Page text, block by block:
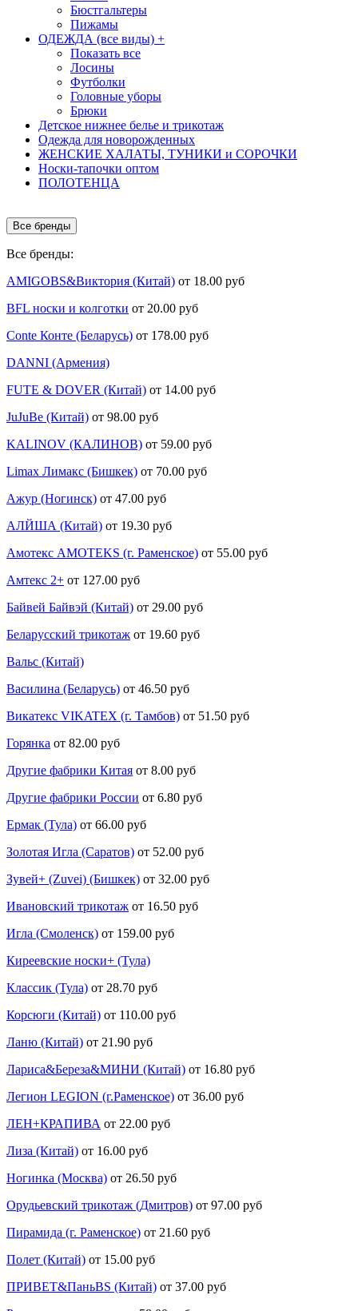
Бюстгальтеры
Пижамы
ОДЕЖДА (все виды) +
Показать все
Лосины
Футболки
Головные уборы
Брюки
Детское нижнее белье и трикотаж
Одежда для новорожденных
ЖЕНСКИЕ ХАЛАТЫ, ТУНИКИ и СОРОЧКИ
Носки-тапочки оптом
ПОЛОТЕНЦА
Все бренды
Все бренды:
AMIGOBS&Виктория (Китай) от 18.00 руб
BFL носки и колготки от 20.00 руб
Conte Конте (Беларусь) от 178.00 руб
DANNI (Армения)
FUTE & DOVER (Китай) от 14.00 руб
JuJuBe (Китай) от 98.00 руб
KALINOV (КАЛИНОВ) от 59.00 руб
Limax Лимакс (Бишкек) от 70.00 руб
Ажур (Ногинск) от 47.00 руб
АЛЙША (Китай) от 19.30 руб
Амотекс AMOTEKS (г. Раменское) от 55.00 руб
Амтекс 2+ от 127.00 руб
Байвей Байвэй (Китай) от 29.00 руб
Беларусский трикотаж от 19.60 руб
Вальс (Китай)
Василина (Беларусь) от 46.50 руб
Викатекс VIKATEX (г. Тамбов) от 51.50 руб
Горянка от 82.00 руб
Другие фабрики Китая от 8.00 руб
Другие фабрики России от 6.80 руб
Ермак (Тула) от 66.00 руб
Золотая Игла (Саратов) от 52.00 руб
Зувей+ (Zuvei) (Бишкек) от 32.00 руб
Ивановский трикотаж от 16.50 руб
Игла (Смоленск) от 159.00 руб
Киреевские носки+ (Тула)
Классик (Тула) от 28.70 руб
Корсюги (Китай) от 110.00 руб
Ланю (Китай) от 21.90 руб
Лариса&Береза&МИНИ (Китай) от 16.80 руб
Легион LEGION (г.Раменское) от 36.00 руб
ЛЕН+КРАПИВА от 22.00 руб
Лиза (Китай) от 16.00 руб
Ногинка (Москва) от 26.50 руб
Орудьевский трикотаж (Дмитров) от 97.00 руб
Пирамида (г. Раменское) от 21.60 руб
Полет (Китай) от 15.00 руб
ПРИВЕТ&ПаньBS (Китай) от 37.00 руб